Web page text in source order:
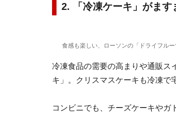
2. 「冷凍ケーキ」がます
食感も楽しい、ローソンの「ドライフルー
冷凍食品の需要の高まりや通販ス
キ」。クリスマスケーキも冷凍で
コンビニでも、チーズケーキやガ